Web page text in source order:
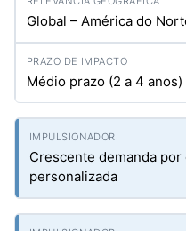
Global – América do
Médio prazo (2 a 4 anos)
Crescente demanda
personalizada